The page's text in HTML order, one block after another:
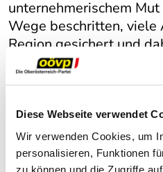
Diese Webseite verwendet
Wir verwenden Cookies, um
personalisieren, Funktionen
zu können und die Zugriffe
unternehmerischem
Wege beschritten,
Region gesichert und
Impulse für die
Seit 11 Generationen im
Die Piesslinger GmbH hat
international als
Veredelung von
Kernkompetenzen